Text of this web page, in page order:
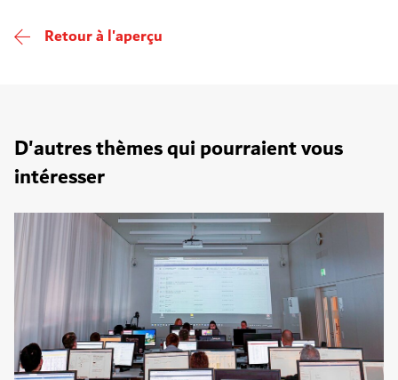
Retour à l'aperçu
D'autres thèmes qui pourraient vous
intéresser